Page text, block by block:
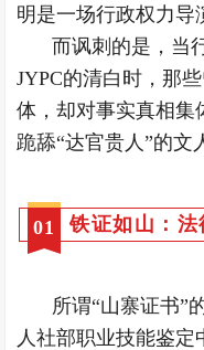
明是一场行政权力导
而讽刺的是，当
JYPC的清白时，那
体，却对事实真相集
跪舔“达官贵人”的文
01 铁证如山：
所谓“山寨证书”
人社部职业技能鉴